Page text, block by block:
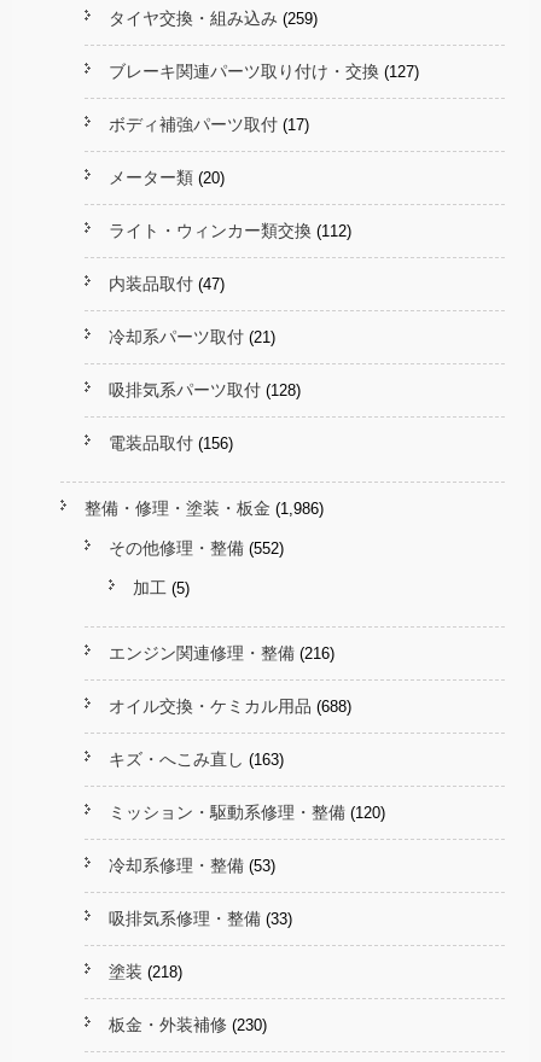
タイヤ交換・組み込み (259)
ブレーキ関連パーツ取り付け・交換 (127)
ボディ補強パーツ取付 (17)
メーター類 (20)
ライト・ウィンカー類交換 (112)
内装品取付 (47)
冷却系パーツ取付 (21)
吸排気系パーツ取付 (128)
電装品取付 (156)
整備・修理・塗装・板金 (1,986)
その他修理・整備 (552)
加工 (5)
エンジン関連修理・整備 (216)
オイル交換・ケミカル用品 (688)
キズ・へこみ直し (163)
ミッション・駆動系修理・整備 (120)
冷却系修理・整備 (53)
吸排気系修理・整備 (33)
塗装 (218)
板金・外装補修 (230)